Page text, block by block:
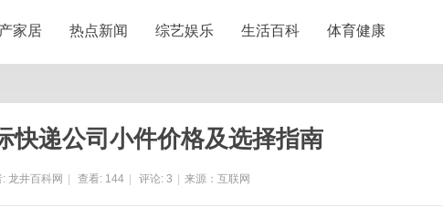
家居 热点新闻 综艺娱乐 生活百科 体育健康
快递公司小件价格及选择指南
: 龙井百科网 查看: 144 评论: 3 来源：互联网